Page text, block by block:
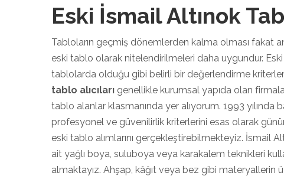
Eski İsmail Altınok
Tabloların geçmiş dönemlerden kalma olması fakat
eski tablo olarak nitelendirilmeleri daha uygundur.
tablolarda olduğu gibi belirli bir değerlendirme
tablo alıcıları genellikle kurumsal yapıda olan
tablo alanlar klasmanında yer alıyorum. 1993 yılında
profesyonel ve güvenilirlik kriterlerini esas olarak
eski tablo alımlarını gerçekleştirebilmekteyiz. İsmail
ait yağlı boya, suluboya veya karakalem teknikleri
almaktayız. Ahşap, kâğıt veya bez gibi